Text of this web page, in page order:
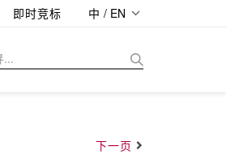
即时竞标 中 / EN
下一页